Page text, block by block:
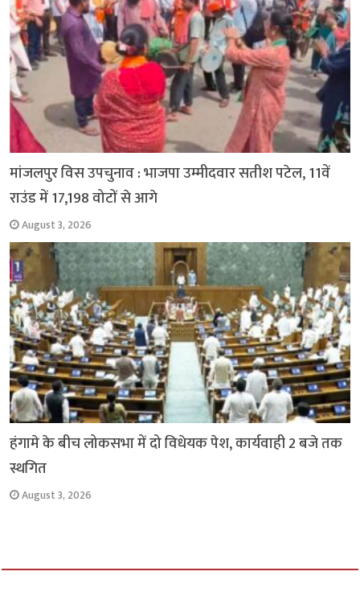
मांजलपुर विस उपचुनाव : भाजपा उम्मीदवार सतीश पटेल, 11वें
राउंड में 17,198 वोटों से आगे
August 3, 2026
हंगामे के बीच लोकसभा में दो विधेयक पेश, कार्यवाही 2 बजे तक
स्थगित
August 3, 2026